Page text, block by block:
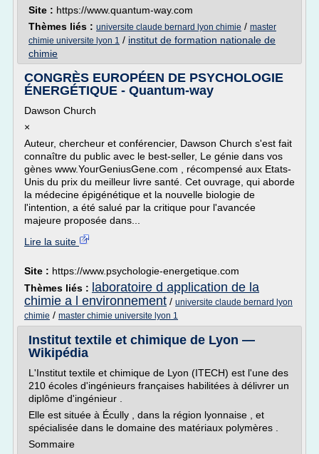
Site : https://www.quantum-way.com
Thèmes liés : universite claude bernard lyon chimie / master
chimie universite lyon 1 / institut de formation nationale de
chimie
CONGRÈS EUROPÉEN DE PSYCHOLOGIE
ÉNERGÉTIQUE - Quantum-way
Dawson Church
×
Auteur, chercheur et conférencier, Dawson Church s'est fait
connaître du public avec le best-seller, Le génie dans vos
gènes www.YourGeniusGene.com , récompensé aux Etats-
Unis du prix du meilleur livre santé. Cet ouvrage, qui aborde
la médecine épigénétique et la nouvelle biologie de
l'intention, a été salué par la critique pour l'avancée
majeure proposée dans...
Lire la suite
Site : https://www.psychologie-energetique.com
Thèmes liés : laboratoire d application de la
chimie a l environnement / universite claude bernard lyon
chimie / master chimie universite lyon 1
Institut textile et chimique de Lyon —
Wikipédia
L'Institut textile et chimique de Lyon (ITECH) est l'une des
210 écoles d'ingénieurs françaises habilitées à délivrer un
diplôme d'ingénieur .
Elle est située à Écully , dans la région lyonnaise , et
spécialisée dans le domaine des matériaux polymères .
Sommaire